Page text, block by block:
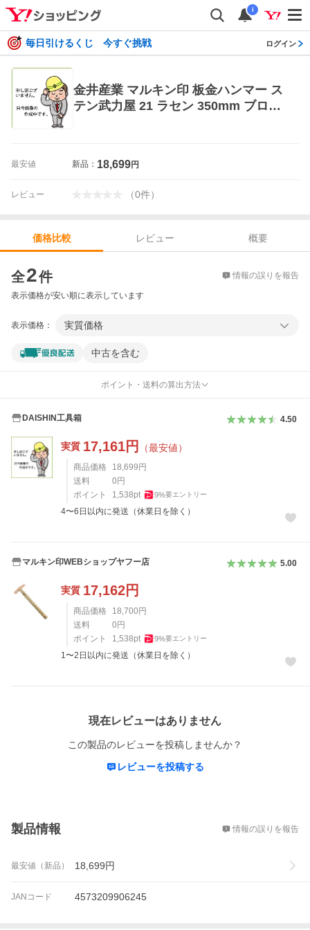
i
毎日引けるくじ 今すぐ挑戦 ログイン
金井産業 マルキン印 板金ハンマー ス
テン武力屋 21 ラセン 350mm ブロン
最安値 新品： 18,699円
レビュー （0件）
価格比較 レビュー
概要
全2件 情報の誤りを報告
表示価格が安い順に表示しています
表示価格： 実質価格
中古を含む
ポイント・送料の算出方法
DAISHIN工具箱 4.50
実質 17,161円 （最安値）
商品価格 18,699 円
送料
0 円
ポイント
1,538pt 9%要エントリー
4〜6日以内に発送（休業日を除く）
マルキン印WEBショップヤフー店 5.00
実質 17,162円
商品価格 18,700 円
送料
0 円
ポイント
1,538pt 9%要エントリー
1〜2日以内に発送（休業日を除く）
現在レビューはありません
この製品のレビューを投稿しませんか？
レビューを投稿する
製品情報 情報の誤りを報告
最安値（新品） 18,699円
JANコード 4573209906245